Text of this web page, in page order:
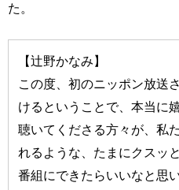
た。
【辻野かなみ】
この度、初のニッポン放送
けるということで、本当に
聴いてくださる方々が、私
れるような、たまにクスッ
番組にできたらいいなと思